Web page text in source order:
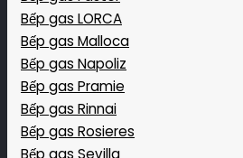
Bếp gas LORCA
Bếp gas Malloca
Bếp gas Napoliz
Bếp gas Pramie
Bếp gas Rinnai
Bếp gas Rosieres
Bếp gas Sevilla